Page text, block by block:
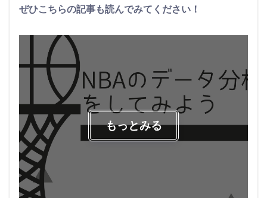
ぜひこちらの記事も読んでみてください！
もっとみる